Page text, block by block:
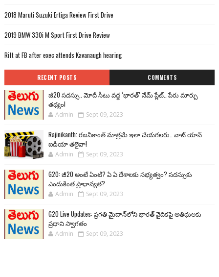
2018 Maruti Suzuki Ertiga Review First Drive
2019 BMW 330i M Sport First Drive Review
Rift at FB after exec attends Kavanaugh hearing
RECENT POSTS COMMENTS
జీ20 సదస్సు.. మోదీ సీటు వద్ద ‘భారత్’ నేమ్ ప్లేట్‌.. పేరు మార్పు
తథ్యం!
Admin Sept 09, 2023
Rajinikanth: రజనీకాంత్ మాత్రమే ఇలా చేయగలరు.. వాట్ యాన్
ఐడియా తలైవా!
Admin Sept 09, 2023
G20: జీ20 అంటే ఏంటి? ఏ ఏ దేశాలకు సభ్యత్వం? సదస్సుకు
ఎందుకింత ప్రాధాన్యత?
Admin Sept 09, 2023
G20 Live Updates: ప్రగతి మైదాన్‌లోని భారత్ వైదికపై అతిథులకు
ప్రధాని స్వాగతం
Admin Sept 09, 2023